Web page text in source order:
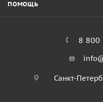
ПОМОЩЬ
8 800
Санкт-